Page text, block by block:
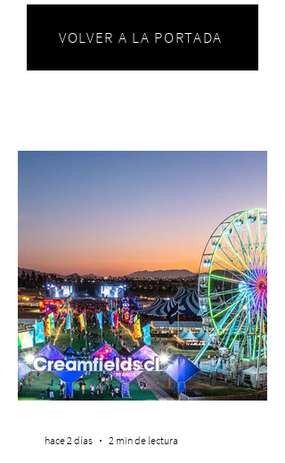
VOLVER A LA PORTADA
hace 2 días 2 min de lectura